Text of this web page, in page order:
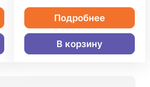
Подробнее
В корзину